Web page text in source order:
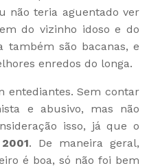
não teria aguentado ver
do vizinho idoso e do
também são bacanas, e
enredos do longa.
entediantes. Sem contar
e abusivo, mas não
isso, já que o
. De maneira geral,
é boa, só não foi bem